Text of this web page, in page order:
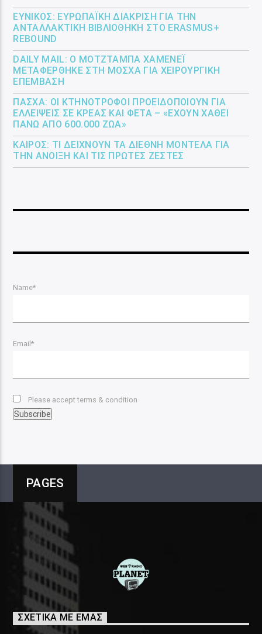
ΕΎΝΙΚΟΣ: ΕΥΡΩΠΑΪΚΉ ΔΙΆΚΡΙΣΗ ΓΙΑ ΤΗΝ
ΑΝΤΑΛΛΑΚΤΙΚΉ ΒΙΒΛΙΟΘΉΚΗ ΣΤΟ ERASMUS+
REBOUND
DAILY MAIL: Ο ΜΟΤΖΤΆΜΠΑ ΧΑΜΕΝΕΪ́
ΜΕΤΑΦΈΡΘΗΚΕ ΣΤΗ ΜΌΣΧΑ ΓΙΑ ΧΕΙΡΟΥΡΓΙΚΉ
ΕΠΈΜΒΑΣΗ
ΠΆΣΧΑ: ΟΙ ΚΤΗΝΟΤΡΌΦΟΙ ΠΡΟΕΙΔΟΠΟΙΟΎΝ ΓΙΑ
ΕΛΛΕΊΨΕΙΣ ΣΕ ΚΡΈΑΣ ΚΑΙ ΦΈΤΑ – «ΈΧΟΥΝ ΧΑΘΕΊ
ΠΆΝΩ ΑΠΌ 600.000 ΖΏΑ»
ΚΑΙΡΌΣ: ΤΙ ΔΕΊΧΝΟΥΝ ΤΑ ΔΙΕΘΝΉ ΜΟΝΤΈΛΑ ΓΙΑ
ΤΗΝ ΆΝΟΙΞΗ ΚΑΙ ΤΙΣ ΠΡΏΤΕΣ ΖΈΣΤΕΣ
Name*
Email*
Please accept terms & condition
PAGES
ΣΧΕΤΙΚΑ ΜΕ ΕΜΑΣ